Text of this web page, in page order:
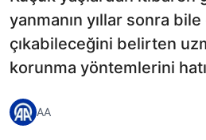
yanmanın yıllar sonra
çıkabileceğini belirten
korunma yöntemlerini
AA